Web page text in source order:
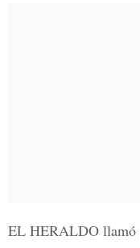
EL HERALDO llamó